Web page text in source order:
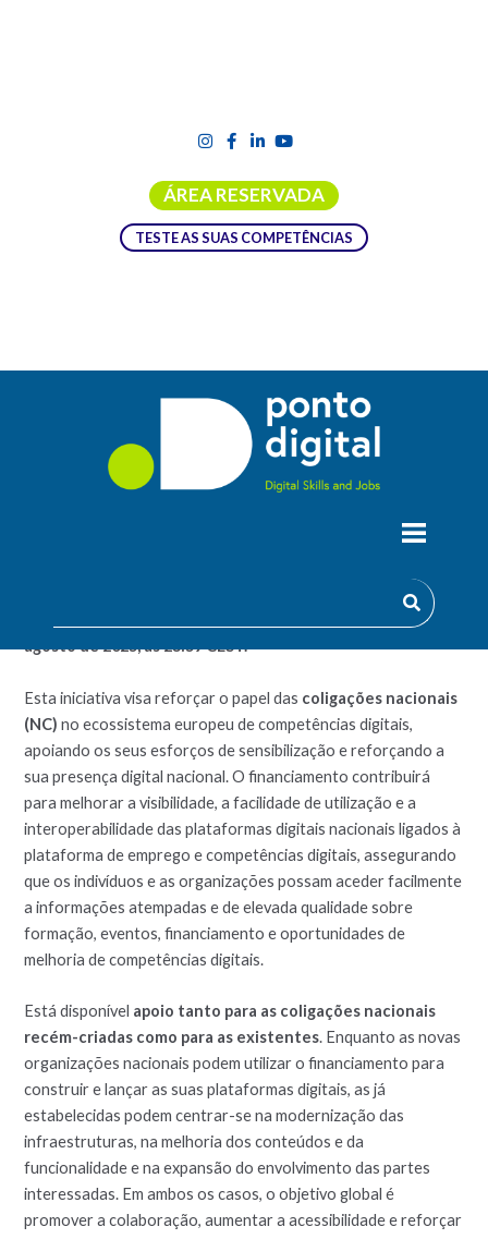
ÁREA RESERVADA
TESTE AS SUAS COMPETÊNCIAS
OPEN CALL: APOIO FINANCEIRO ÀS
COLIGAÇÕES NACIONAIS NOS
CAMPEÕES PARA O PROJETO DÉCADA
DIGITAL
um novo Open Call para fornecer apoio financeiro direcionado
Coligações Nacionais para Competências e Empregos
agosto de 2025, às 23:59 CEST.
Esta iniciativa visa reforçar o papel das coligações nacionais
(NC)no ecossistema europeu de competências digitais,
apoiando os seus esforços de sensibilização e reforçando a
sua presença digital nacional. O financiamento contribuirá
para melhorar a visibilidade, a facilidade de utilização e a
interoperabilidade das plataformas digitais nacionais ligados à
plataforma de emprego e competências digitais, assegurando
que os indivíduos e as organizações possam aceder facilmente
a informações atempadas e de elevada qualidade sobre
formação, eventos, financiamento e oportunidades de
melhoria de competências digitais.
Está disponível apoio tanto para as coligações nacionais
recém-criadas como para as existentes. Enquanto as novas
organizações nacionais podem utilizar o financiamento para
construir e lançar as suas plataformas digitais, as já
estabelecidas podem centrar-se na modernização das
infraestruturas, na melhoria dos conteúdos e da
funcionalidade e na expansão do envolvimento das partes
interessadas. Em ambos os casos, o objetivo global é
promover a colaboração, aumentar a acessibilidade e reforçar